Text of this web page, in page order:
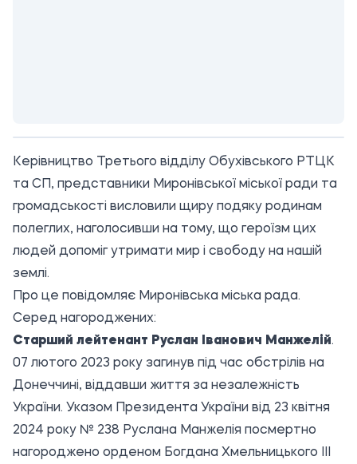
Керівництво Третього відділу Обухівського РТЦК
та СП, представники Миронівської міської ради та
громадськості висловили щиру подяку родинам
полеглих, наголосивши на тому, що героїзм цих
людей допоміг утримати мир і свободу на нашій
землі.
Про це повідомляє Миронівська міська рада.
Серед нагороджених:
Старший лейтенант Руслан Іванович Манжелій.
07 лютого 2023 року загинув під час обстрілів на
Донеччині, віддавши життя за незалежність
України. Указом Президента України від 23 квітня
2024 року № 238 Руслана Манжелія посмертно
нагороджено орденом Богдана Хмельницького ІІІ